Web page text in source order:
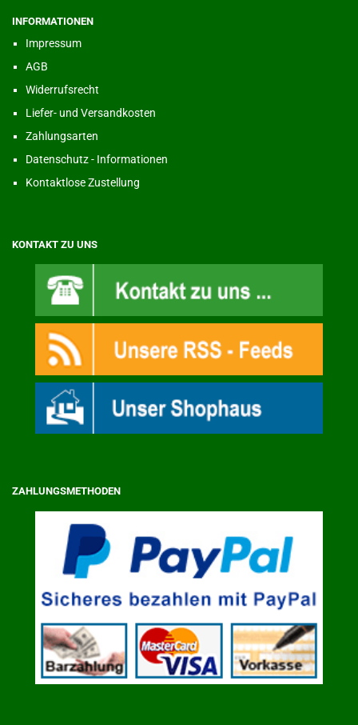
INFORMATIONEN
Impressum
AGB
Widerrufsrecht
Liefer- und Versandkosten
Zahlungsarten
Datenschutz - Informationen
Kontaktlose Zustellung
KONTAKT ZU UNS
ZAHLUNGSMETHODEN